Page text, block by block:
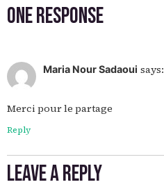
One Response
Maria Nour Sadaoui says:
Merci pour le partage
Reply
Leave a Reply